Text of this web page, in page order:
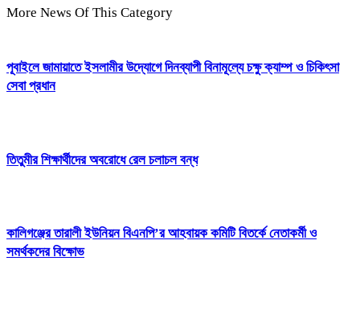
More News Of This Category
পূবাইলে জামায়াতে ইসলামীর উদ্যোগে দিনব্যাপী বিনামূল্যে চক্ষু ক্যাম্প ও চিকিৎসা
সেবা প্রধান
তিতুমীর শিক্ষার্থীদের অবরোধে রেল চলাচল বন্ধ
কালিগঞ্জের তারালী ইউনিয়ন বিএনপি’র আহবায়ক কমিটি বিতর্কে নেতাকর্মী ও
সমর্থকদের বিক্ষোভ